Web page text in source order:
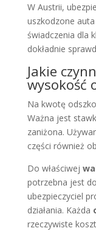
W Austrii,
uszkodzone
świadczenia dla
dokładnie
Jakie
wysokość
Na kwotę
Ważna jest
zaniżona.
części również
Do właściwej
potrzebna jest
ubezpieczyciel
działania. Każda
rzeczywiste